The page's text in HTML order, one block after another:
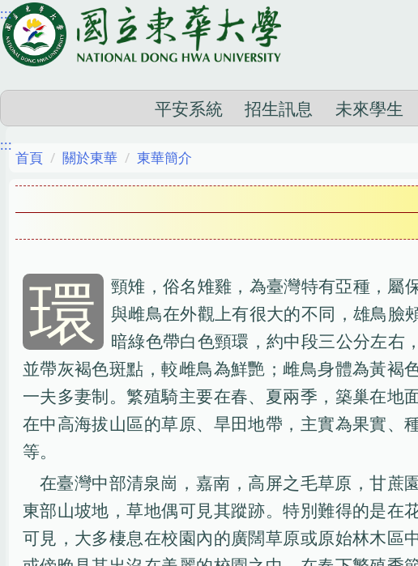
跳
到
主
容
區
:::
平安系統 招生訊息 未來學生
:::
首頁 關於東華 東華簡介
環
頸雉，俗名雉雞，為臺灣特有亞種，屬
與雌鳥在外觀上有很大的不同，雄鳥臉
暗綠色帶白色頸環，約中段三公分左右
並帶灰褐色斑點，較雌鳥為鮮艷；雌鳥身體為黃褐
一夫多妻制。繁殖騎主要在春、夏兩季，築巢在地
在中高海拔山區的草原、旱田地帶，主實為果實、
等。
在臺灣中部清泉崗，嘉南，高屏之毛草原，甘蔗
東部山坡地，草地偶可見其蹤跡。特別難得的是在
可見，大多棲息在校園內的廣闊草原或原始林木區